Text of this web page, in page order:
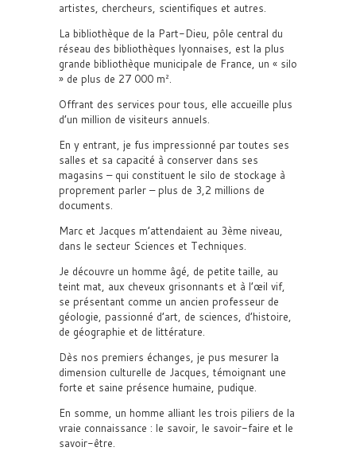
artistes, chercheurs, scientifiques et autres.
La bibliothèque de la Part-Dieu, pôle central du
réseau des bibliothèques lyonnaises, est la plus
grande bibliothèque municipale de France, un « silo
» de plus de 27 000 m².
Offrant des services pour tous, elle accueille plus
d’un million de visiteurs annuels.
En y entrant, je fus impressionné par toutes ses
salles et sa capacité à conserver dans ses
magasins – qui constituent le silo de stockage à
proprement parler – plus de 3,2 millions de
documents.
Marc et Jacques m’attendaient au 3ème niveau,
dans le secteur Sciences et Techniques.
Je découvre un homme âgé, de petite taille, au
teint mat, aux cheveux grisonnants et à l’œil vif,
se présentant comme un ancien professeur de
géologie, passionné d’art, de sciences, d’histoire,
de géographie et de littérature.
Dès nos premiers échanges, je pus mesurer la
dimension culturelle de Jacques, témoignant une
forte et saine présence humaine, pudique.
En somme, un homme alliant les trois piliers de la
vraie connaissance : le savoir, le savoir-faire et le
savoir-être.